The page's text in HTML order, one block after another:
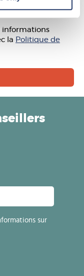
informations
la Politique de
sur